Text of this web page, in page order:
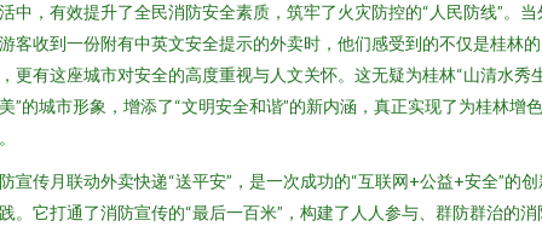
中，有效提升了全民消防安全素质，筑牢了火灾防控的“人民防线”。当
客收到一份附有中英文安全提示的外卖时，他们感受到的不仅是桂林
更有这座城市对安全的高度重视与人文关怀。这无疑为桂林“山清水秀
”的城市形象，增添了“文明安全和谐”的新内涵，真正实现了为桂林增
宣传月联动外卖快递“送平安”，是一次成功的“互联网+公益+安全”的创
。它打通了消防宣传的“最后一百米”，构建了人人参与、群防群治的消